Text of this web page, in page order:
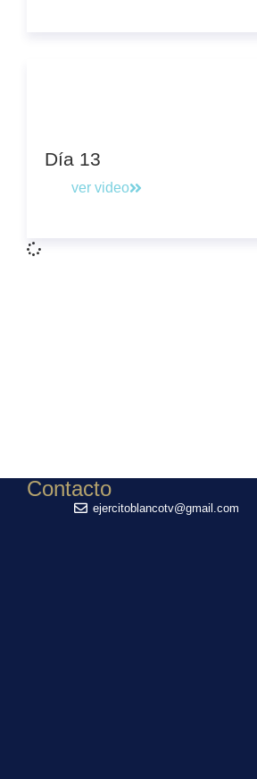
Día 13
ver video
Contacto
ejercitoblancotv@gmail.com